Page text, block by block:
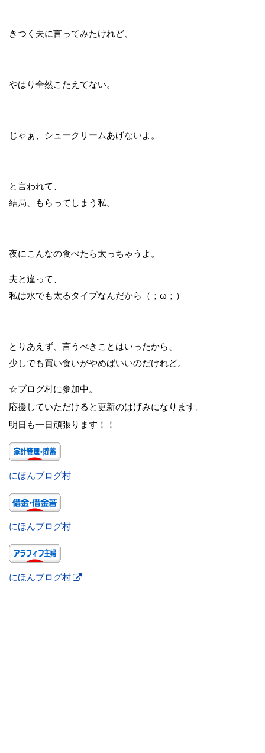
きつく夫に言ってみたけれど、
やはり全然こたえてない。
じゃぁ、シュークリームあげないよ。
と言われて、
結局、もらってしまう私。
夜にこんなの食べたら太っちゃうよ。
夫と違って、
私は水でも太るタイプなんだから（；ω；）
とりあえず、言うべきことはいったから、
少しでも買い食いがやめばいいのだけれど。
☆ブログ村に参加中。
応援していただけると更新のはげみになります。
明日も一日頑張ります！！
にほんブログ村
にほんブログ村
にほんブログ村